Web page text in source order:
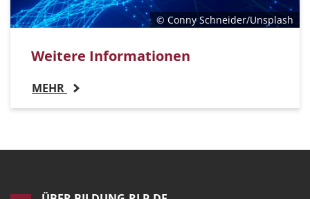
© Conny Schneider/Unsplash
Weitere Informationen
MEHR